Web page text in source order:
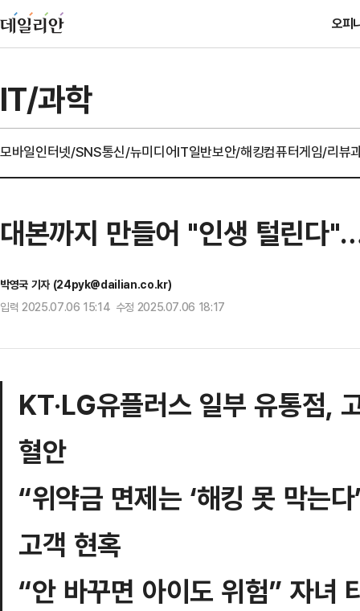
오피
IT/과학
모바일인터넷/SNS통신/뉴미디어IT일반보안/해킹컴퓨터게임/리뷰
대본까지 만들어 "인생 털린다
박영국 기자 (24pyk@dailian.co.kr)
입력 2025.07.06 15:14 수정 2025.07.06 18:17
KT‧LG유플러스 일부 유통점,
혈안
“위약금 면제는 ‘해킹 못 막는
고객 현혹
“안 바꾸면 아이도 위험” 자녀